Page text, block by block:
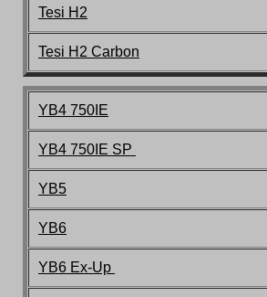
Tesi H2
Tesi H2 Carbon
YB4 750IE
YB4 750IE SP
YB5
YB6
YB6 Ex-Up